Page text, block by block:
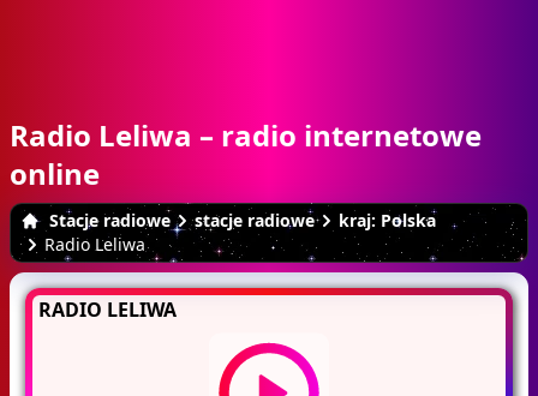
Radio Leliwa – radio internetowe
online
Stacje radiowe stacje radiowe
kraj: Polska
Radio Leliwa
RADIO LELIWA